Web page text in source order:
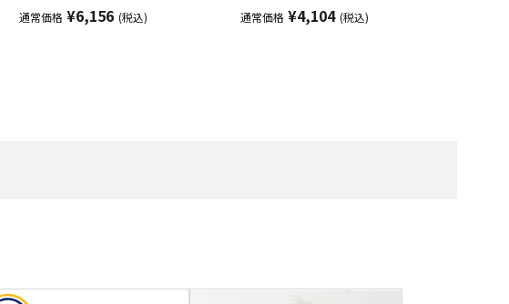
通常価格 ¥6,156 (税込) 通常価格 ¥4,104 (税込)